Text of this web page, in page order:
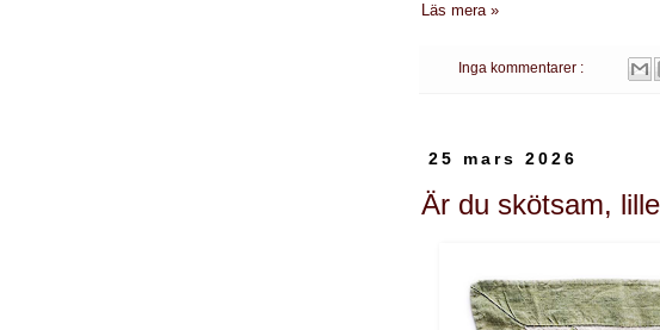
Läs mera »
Inga kommentarer :
25 mars 2026
Är du skötsam,